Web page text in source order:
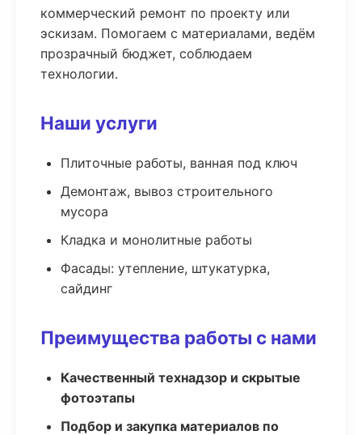
коммерческий ремонт по проекту или
эскизам. Помогаем с материалами, ведём
прозрачный бюджет, соблюдаем
технологии.
Наши услуги
Плиточные работы, ванная под ключ
Демонтаж, вывоз строительного
мусора
Кладка и монолитные работы
Фасады: утепление, штукатурка,
сайдинг
Преимущества работы с нами
Качественный технадзор и скрытые
фотоэтапы
Подбор и закупка материалов по